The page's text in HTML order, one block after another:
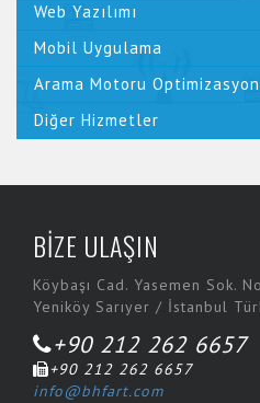
Web Yazılımı
Mobil Uygulama
Arama Motoru
Diğer Hizmetler
BİZE ULAŞIN
Köybaşı Cad. Yasemen Sok.
Yeniköy Sarıyer / İstanbul
+90 212 262 6657
+90 212 262 6657
info@bhfart.com